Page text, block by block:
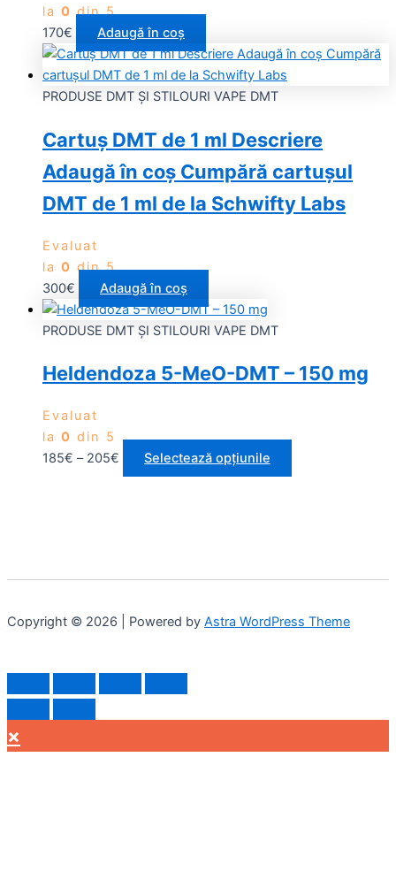
la 0 din 5
170€ Adaugă în coș
PRODUSE DMT ȘI STILOURI VAPE DMT
Cartuș DMT de 1 ml Descriere
Adaugă în coș Cumpără cartușul
DMT de 1 ml de la Schwifty Labs
Evaluat
la 0 din 5
300€ Adaugă în coș
PRODUSE DMT ȘI STILOURI VAPE DMT
Heldendoza 5-MeO-DMT – 150 mg
Evaluat
la 0 din 5
185€ – 205€ Selectează opțiunile
Copyright © 2026 | Powered by Astra WordPress Theme
×